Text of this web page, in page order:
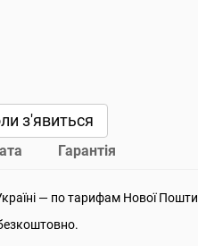
з'явиться
Гарантія
— по тарифам Нової Пошти